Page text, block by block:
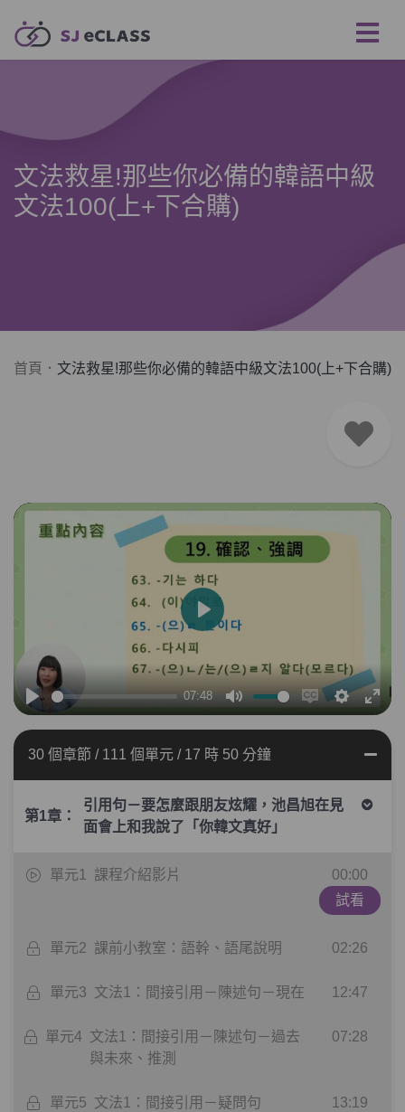
文法救星!那些你必備的韓語中級
文法100(上+下合購)
首頁 文法救星!那些你必備的韓語中級文法100(上+下合購)
播
07:48
靜
Enable
設
全
螢
播
30 個章節 / 111 個單元 / 17 時 50 分鐘
第1章：
引用句－要怎麼跟朋友炫耀，池昌旭在見
面會上和我說了「你韓文真好」
單元1 課程介紹影片
00:00
試看
單元2 課前小教室：語幹、語尾說明 02:26
單元3 文法1：間接引用－陳述句－現在 12:47
單元4 文法1：間接引用－陳述句－過去
與未來、推測
07:28
單元5 文法1：間接引用－疑問句 13:19